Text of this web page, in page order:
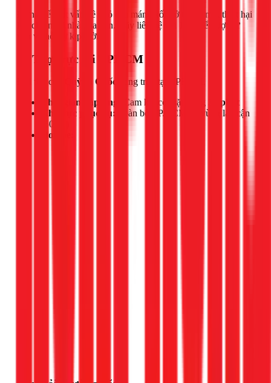
Đừng để một vấn đề nhỏ của máng xối trở thành một thiệt hại
lớn cho ngôi nhà của bạn. Hãy liên hệ với 1Fix để được tư
vấn và hỗ trợ kịp thời.
📍 Thợ trực tại TPHCM
Đội thợ của Quỳnh Quốc
đang trực tại TPHCM.
Thời gian đáp ứng:
Cam kết có mặt trong
30 phút
Khu vực phục vụ:
Toàn bộ TP.HCM và vùng lân cận
(50km)
Hotline: